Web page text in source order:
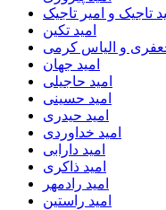
تاجیک و امیر تاجیک
امید تکین
جعفری و الیاس کرمی
امید جهان
امید حاجیلی
امید حسینی
امید حیدری
امید خداوردی
امید دارابی
امید ذاکری
امید رادمهر
امید راستین